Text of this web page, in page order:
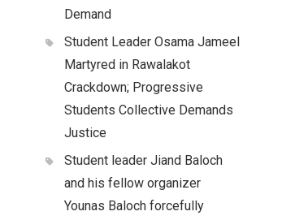
Demand
Student Leader Osama Jameel
Martyred in Rawalakot
Crackdown; Progressive
Students Collective Demands
Justice
Student leader Jiand Baloch
and his fellow organizer
Younas Baloch forcefully